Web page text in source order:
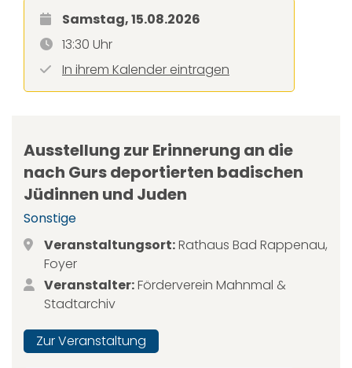
Samstag, 15.08.2026
13:30 Uhr
In ihrem Kalender eintragen
Ausstellung zur Erinnerung an die
nach Gurs deportierten badischen
Jüdinnen und Juden
Sonstige
Veranstaltungsort:Rathaus Bad Rappenau,
Foyer
Veranstalter:Förderverein Mahnmal &
Stadtarchiv
Zur Veranstaltung